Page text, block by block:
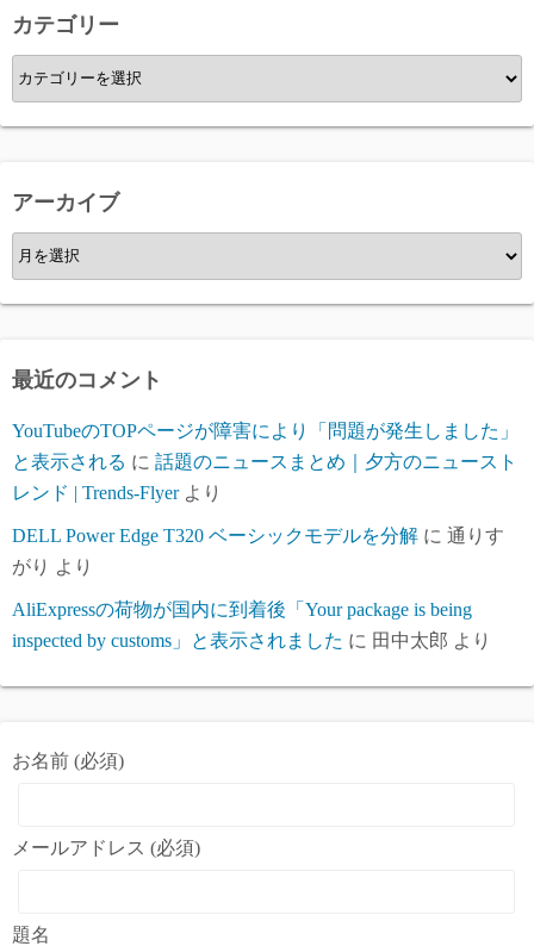
カテゴリー
カ
テ
ゴ
ー
アーカイブ
ア
ー
カ
ブ
最近のコメント
YouTubeのTOPページが障害により「問題が発生しました」
と表示される に 話題のニュースまとめ｜夕方のニュースト
レンド | Trends-Flyerより
DELL Power Edge T320 ベーシックモデルを分解 に 通りす
がり より
AliExpressの荷物が国内に到着後「Your package is being
inspected by customs」と表示されました に 田中太郎 より
お名前 (必須)
メールアドレス (必須)
題名